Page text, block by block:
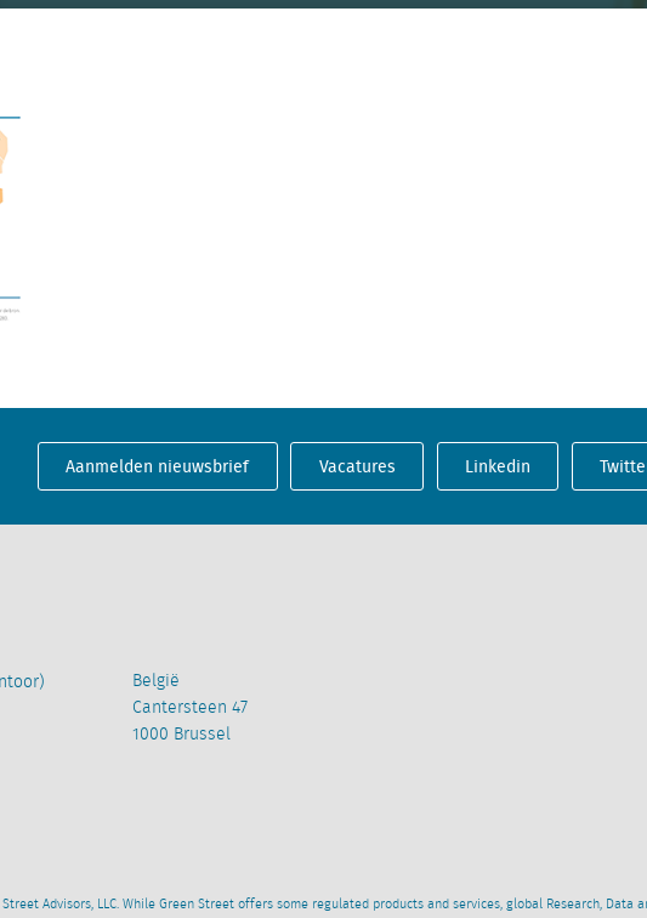
Aanmelden nieuwsbrief Vacatures Linkedin
België
Cantersteen 47
1000 Brussel
Advisors, LLC. While Green Street offers some regulated products and services, global Research, Data